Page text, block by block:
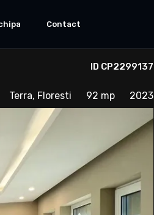
Contact
ID CP2299137
Terra, Floresti 92 mp 2023